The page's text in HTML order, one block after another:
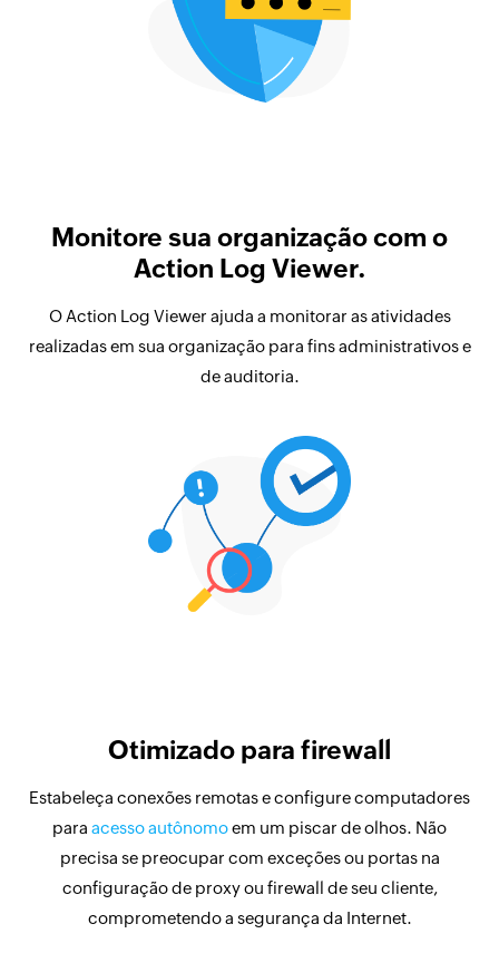
Monitore sua organização com o
Action Log Viewer.
O Action Log Viewer ajuda a monitorar as atividades
realizadas em sua organização para fins administrativos e
de auditoria.
Otimizado para firewall
Estabeleça conexões remotas e configure computadores
para acesso autônomoem um piscar de olhos. Não
precisa se preocupar com exceções ou portas na
configuração de proxy ou firewall de seu cliente,
comprometendo a segurança da Internet.